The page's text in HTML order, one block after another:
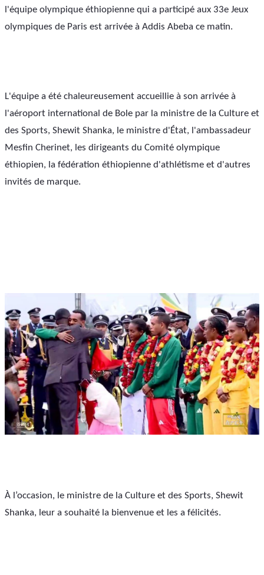
l'équipe olympique éthiopienne qui a participé aux 33e Jeux
olympiques de Paris est arrivée à Addis Abeba ce matin.
L'équipe a été chaleureusement accueillie à son arrivée à
l'aéroport international de Bole par la ministre de la Culture et
des Sports, Shewit Shanka, le ministre d'État, l'ambassadeur
Mesfin Cherinet, les dirigeants du Comité olympique
éthiopien, la fédération éthiopienne d'athlétisme et d'autres
invités de marque.
À l’occasion, le ministre de la Culture et des Sports, Shewit
Shanka, leur a souhaité la bienvenue et les a félicités.